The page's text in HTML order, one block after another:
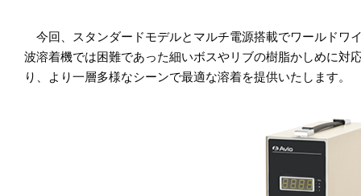
今回、スタンダードモデルとマルチ電源搭載でワールドワ
波溶着機では困難であった細いボスやリブの樹脂かしめに対
り、より一層多様なシーンで最適な溶着を提供いたします。